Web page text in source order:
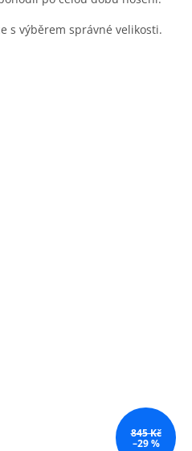
s výběrem správné velikosti.
845 Kč
–29 %